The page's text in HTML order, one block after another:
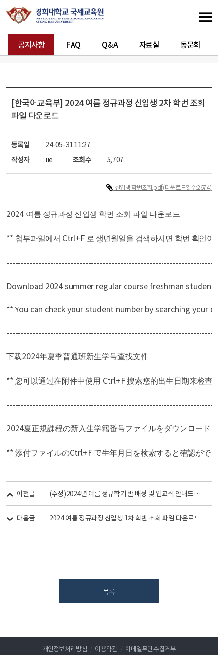
공지사항 FAQ Q&A 자료실 동문회
[한국어교육부] 2024 여름 정규과정 신입생 2차 학번 조회
파일 다운로드
등록일
24-05-31 11:27
작성자
iie 조회수 5,707
신입생 학번조회.pdf(다운로드횟수:2674)
2024 여름 정규과정 신입생 학번 조회 파일 다운로드
** 첨부파일에서 Ctrl+F 로 생년월일을 검색하시면 학번 확인이
Download 2024 summer regular course freshman student
** You can check your student number by searching
下载2024年夏季普通班新生学号查找文件
**您可以通过在附件中使用 Ctrl+F搜索您的出生日期来检查
2024夏正規課程の新入生学籍番号ファイルをダウンロード
**添付ファイルのCtrl+F で生年月日 を検索すると確認がで
이전글 (수정)2024년 여름 정규학기 반 배정 및 입교식 안내드립니다.
다음글 2024 여름 정규과정 신입생 1차 학번 조회 파일 다운로드
목록
개인정보처리방침 / 이용약관 / 이메일무단수집거부